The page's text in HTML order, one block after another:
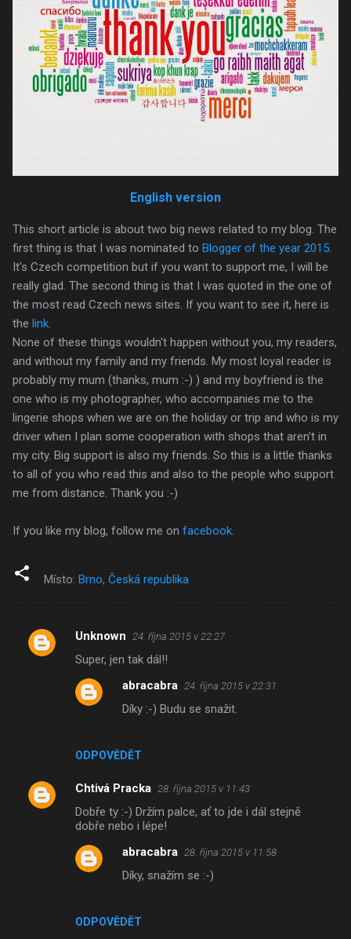
English version
This short article is about two big news related to my blog. The
first thing is that I was nominated to Blogger of the year 2015
It's Czech competition but if you want to support me, I will be
really glad. The second thing is that I was quoted in the one of
the most read Czech news sites. If you want to see it, here is
the link
None of these things wouldn't happen without you, my readers,
and without my family and my friends. My most loyal reader is
probably my mum (thanks, mum :-) ) and my boyfriend is the
one who is my photographer, who accompanies me to the
lingerie shops when we are on the holiday or trip and who is my
driver when I plan some cooperation with shops that aren't in
my city. Big support is also my friends. So this is a little thanks
to all of you who read this and also to the people who support
me from distance. Thank you :-)
If you like my blog, follow me on facebook
Místo: Brno, Česká republika
K
ř
Unknown 24. října 2015 v 22:27
Super, jen tak dál!!
ODPOVĚDĚT
abracabra 24. října 2015 v 22:31
Díky :-) Budu se snažit.
Chtivá Pracka 28. října 2015 v 11:43
Dobře ty :-) Držím palce, ať to jde i dál stejně
dobře nebo i lépe!
ODPOVĚDĚT
abracabra 28. října 2015 v 11:58
Díky, snažím se :-)